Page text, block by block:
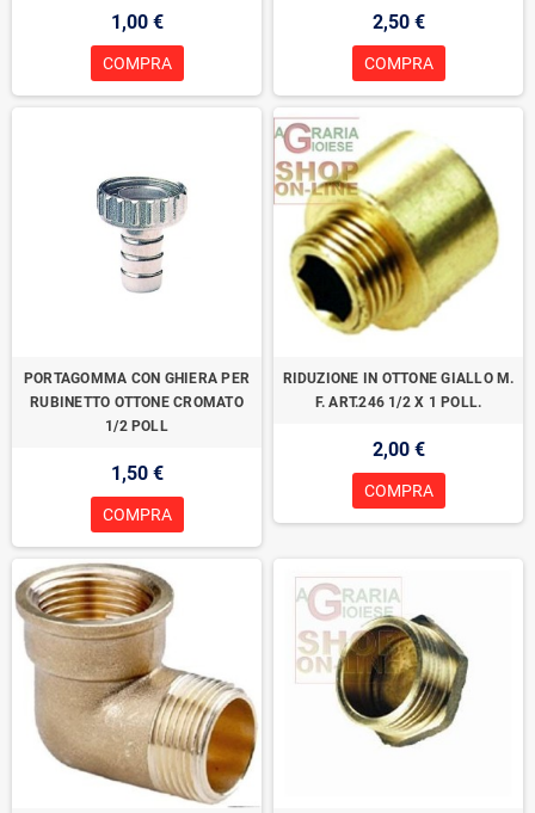
1,00 €
COMPRA
2,50 €
COMPRA
PORTAGOMMA CON GHIERA PER
RUBINETTO OTTONE CROMATO
1/2 POLL
1,50 €
COMPRA
RIDUZIONE IN OTTONE GIALLO M.
F. ART.246 1/2 X 1 POLL.
2,00 €
COMPRA